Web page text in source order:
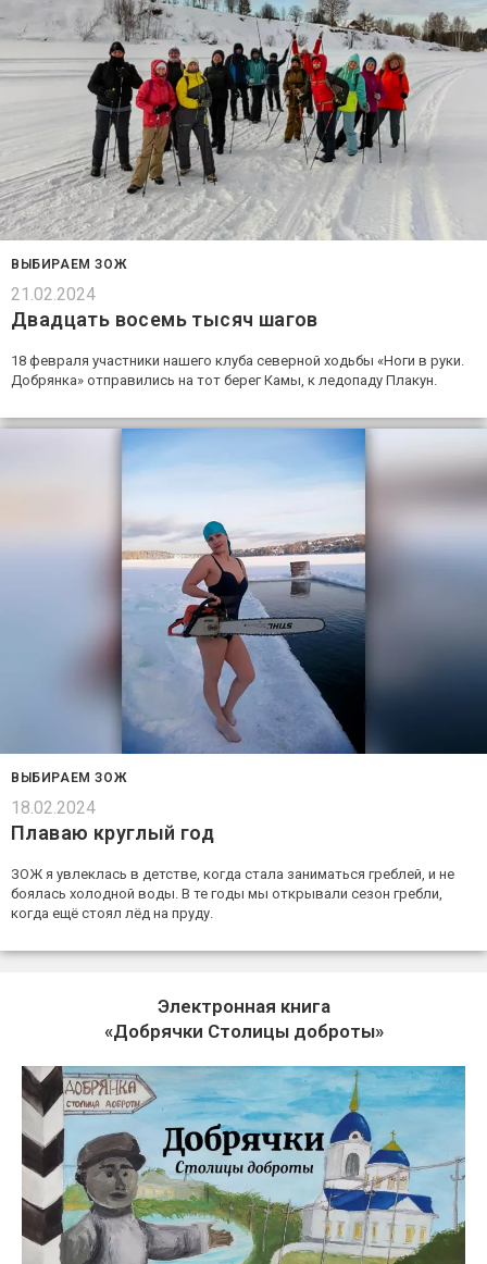
ВЫБИРАЕМ ЗОЖ
21.02.2024
Двадцать восемь тысяч шагов
18 февраля участники нашего клуба северной ходьбы «Ноги в руки.
Добрянка» отправились на тот берег Камы, к ледопаду Плакун.
ВЫБИРАЕМ ЗОЖ
18.02.2024
Плаваю круглый год
ЗОЖ я увлеклась в детстве, когда стала заниматься греблей, и не
боялась холодной воды. В те годы мы открывали сезон гребли,
когда ещё стоял лёд на пруду.
Электронная книга
«Добрячки Столицы доброты»